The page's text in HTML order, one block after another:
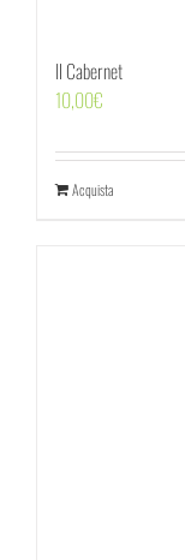
Il Cabernet
10,00€
Acquista